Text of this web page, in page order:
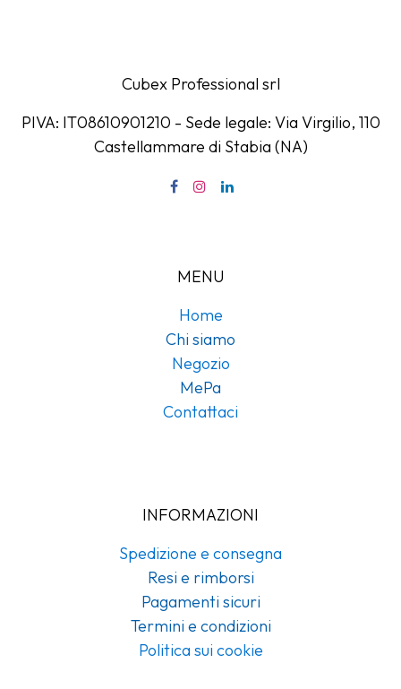
Cubex Professional srl
PIVA: IT08610901210 - Sede legale: Via Virgilio, 110
Castellammare di Stabia (NA)
MENU
Home
Chi siamo
Negozio
MePa
Contattaci
INFORMAZIONI
Spedizione e consegna
Resi e rimborsi
Pagamenti sicuri
Termini e condizioni
Politica sui cookie